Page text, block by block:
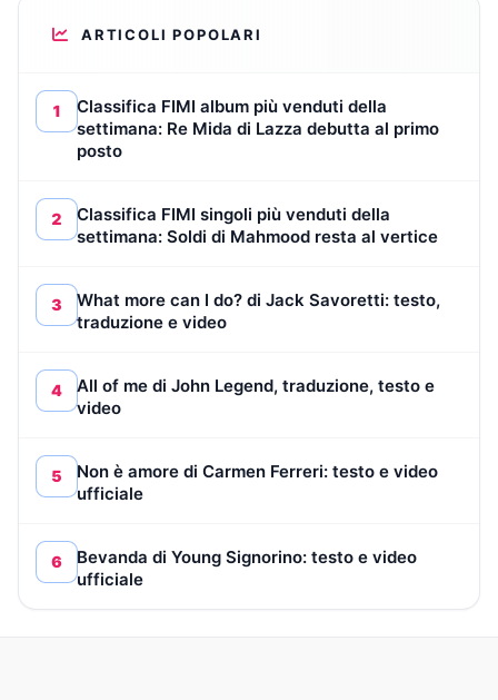
ARTICOLI POPOLARI
1
Classifica FIMI album più venduti della
settimana: Re Mida di Lazza debutta al primo
posto
2
Classifica FIMI singoli più venduti della
settimana: Soldi di Mahmood resta al vertice
3
What more can I do? di Jack Savoretti: testo,
traduzione e video
4
All of me di John Legend, traduzione, testo e
video
5
Non è amore di Carmen Ferreri: testo e video
ufficiale
6
Bevanda di Young Signorino: testo e video
ufficiale